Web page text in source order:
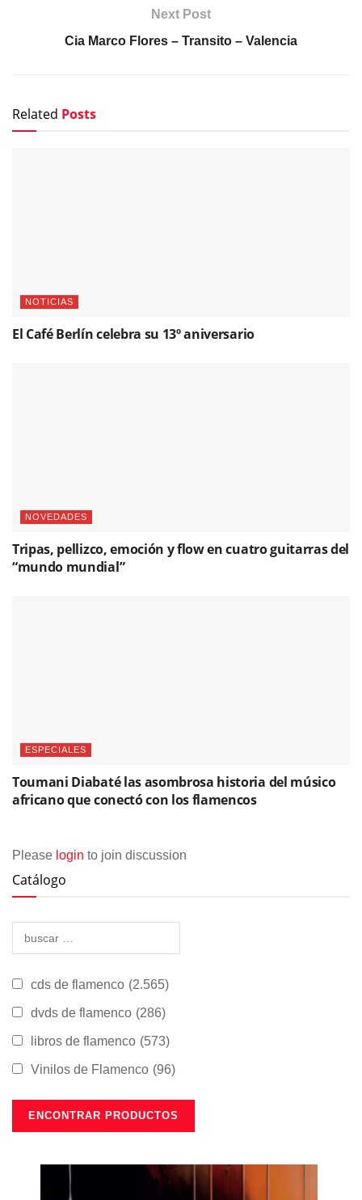
Next Post
Cia Marco Flores – Transito – Valencia
Related Posts
NOTICIAS
El Café Berlín celebra su 13º aniversario
NOVEDADES
Tripas, pellizco, emoción y flow en cuatro guitarras del
“mundo mundial”
ESPECIALES
Toumani Diabaté las asombrosa historia del músico
africano que conectó con los flamencos
Please login to join discussion
Catálogo
cds de flamenco (2.565)
dvds de flamenco (286)
libros de flamenco (573)
Vinilos de Flamenco (96)